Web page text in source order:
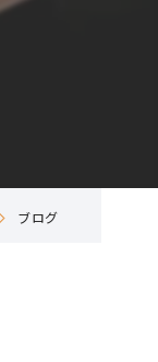
ブログ